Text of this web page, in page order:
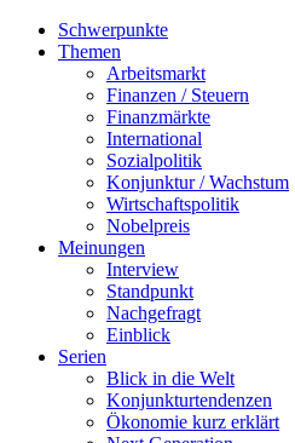
Schwerpunkte
Themen
Arbeitsmarkt
Finanzen / Steuern
Finanzmärkte
International
Sozialpolitik
Konjunktur / Wachstum
Wirtschaftspolitik
Nobelpreis
Meinungen
Interview
Standpunkt
Nachgefragt
Einblick
Serien
Blick in die Welt
Konjunkturtendenzen
Ökonomie kurz erklärt